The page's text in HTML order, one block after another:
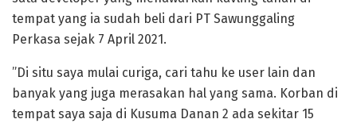
tempat yang ia sudah beli dari PT Sawunggaling
Perkasa sejak 7 April 2021.
”Di situ saya mulai curiga, cari tahu ke user lain dan
banyak yang juga merasakan hal yang sama. Korban di
tempat saya saja di Kusuma Danan 2 ada sekitar 15